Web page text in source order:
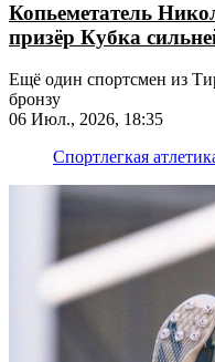
Копьеметатель
призёр Кубка
Ещё один спортсмен из
бронзу
06 Июл., 2026, 18:35
Спортлегкая